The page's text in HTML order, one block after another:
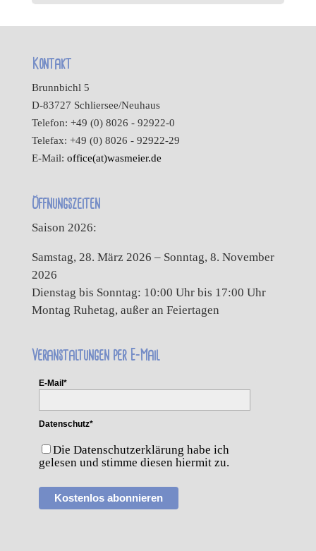
Kontakt
Brunnbichl 5
D-83727 Schliersee/Neuhaus
Telefon: +49 (0) 8026 - 92922-0
Telefax: +49 (0) 8026 - 92922-29
E-Mail: office(at)wasmeier.de
Öffnungszeiten
Saison 2026:
Samstag, 28. März 2026 – Sonntag, 8. November
2026
Dienstag bis Sonntag: 10:00 Uhr bis 17:00 Uhr
Montag Ruhetag, außer an Feiertagen
Veranstaltungen per E-Mail
E-Mail*
Datenschutz*
Die Datenschutzerklärung habe ich
gelesen und stimme diesen hiermit zu.
Kostenlos abonnieren